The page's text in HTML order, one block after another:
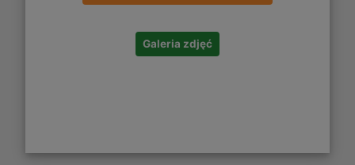
Galeria zdjęć